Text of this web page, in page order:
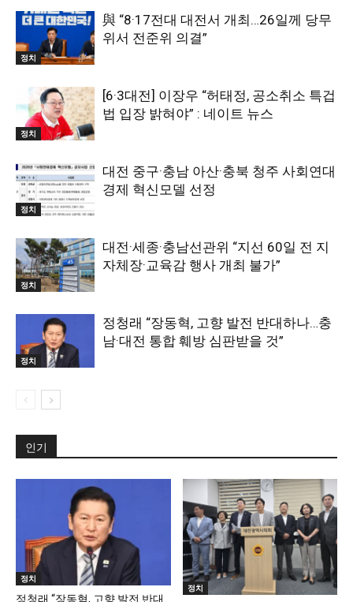
정치
與 “8·17전대 대전서 개최…26일께 당무
위서 전준위 의결”
정치
[6·3대전] 이장우 “허태정, 공소취소 특겁
법 입장 밝혀야” : 네이트 뉴스
정치
대전 중구·충남 아산·충북 청주 사회연대
경제 혁신모델 선정
정치
대전·세종·충남선관위 “지선 60일 전 지
자체장·교육감 행사 개최 불가”
정치
정청래 “장동혁, 고향 발전 반대하나…충
남·대전 통합 훼방 심판받을 것”
인기
정치
정청래 “장동혁, 고향 발전 반대
정치